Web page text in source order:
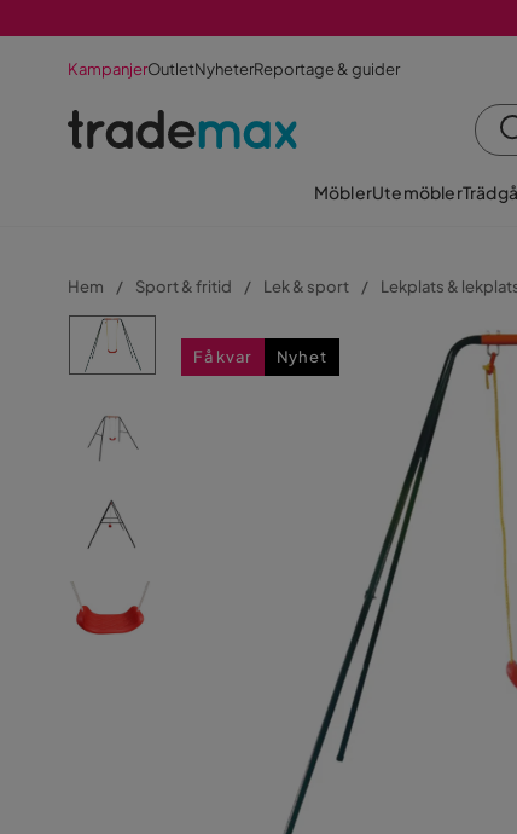
KampanjerOutletNyheterReportage & guider
MöblerUtemöbler
Hem Sport & fritid Lek & sport Lekplats &
Få kvar Nyhet